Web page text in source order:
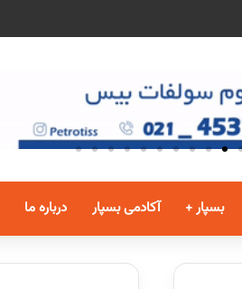
بسپار + آکادمی بسپار درباره ما